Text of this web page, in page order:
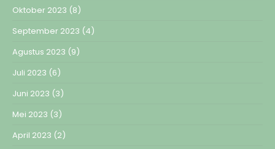
Oktober 2023 (8)
September 2023 (4)
Agustus 2023 (9)
Juli 2023 (6)
Juni 2023 (3)
Mei 2023 (3)
April 2023 (2)